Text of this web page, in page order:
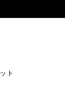
ト